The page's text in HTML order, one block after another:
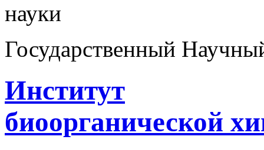
науки
Государственный
Институт
биоорганической